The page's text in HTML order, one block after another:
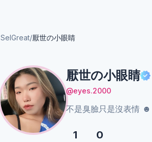
SelGreat/厭世の小眼睛
厭世の小眼睛
@eyes.2000
不是臭臉只是沒表情 ☻
1 0